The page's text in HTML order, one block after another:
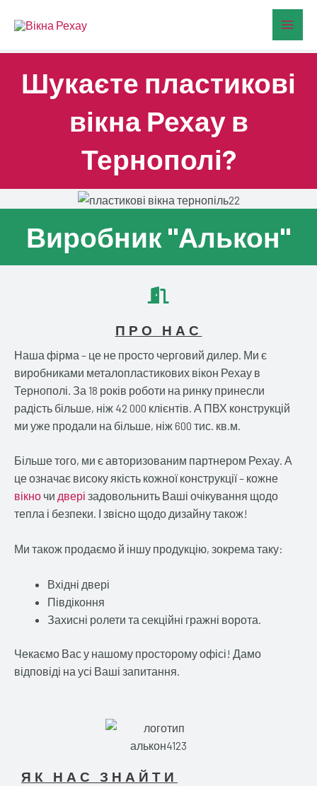
Main
Шукаєте пластикові
вікна Рехау в
Тернополі?
Виробник "Алькон"
ПРО НАС
Наша фірма – це не просто черговий дилер. Ми є
виробниками металопластикових вікон Рехау в
Тернополі. За 18 років роботи на ринку принесли
радість більше, ніж 42 000 клієнтів. А ПВХ конструкцій
ми уже продали на більше, ніж 600 тис. кв.м.
Більше того, ми є авторизованим партнером Рехау. А
це означає високу якість кожної конструкції – кожне
вікно чи двері задовольнить Ваші очікування щодо
тепла і безпеки. І звісно щодо дизайну також!
Ми також продаємо й іншу продукцію, зокрема таку:
Вхідні двері
Півдіконня
Захисні ролети та секційні гражні ворота.
Чекаємо Вас у нашому просторому офісі! Дамо
відповіді на усі Ваші запитання.
ЯК НАС ЗНАЙТИ